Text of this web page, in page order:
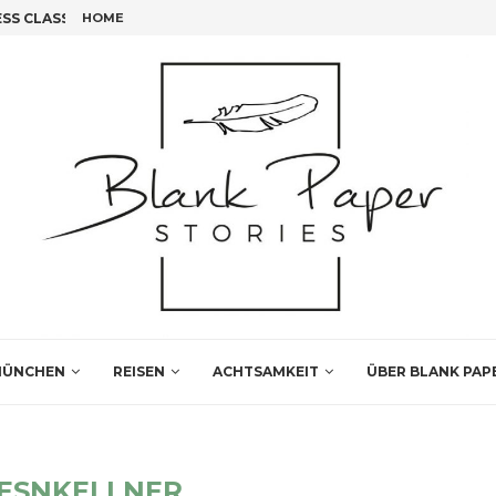
CLASS FLIEGEN!FÜNF INSIDER TIPPS FÜR DEINEN LEIPZIG BESUCH
HOME
REISEN ACHTSAMKEIT ÜBER BLANK